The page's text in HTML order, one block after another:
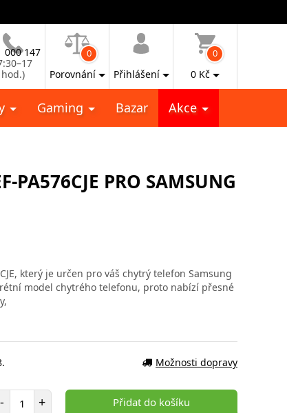
000 147
hod.)
0
Porovnání Přihlášení
0
0 Kč
Gaming Bazar Akce
PA576CJE PRO SAMSUNG
který je určen pro váš chytrý telefon Samsung
model chytrého telefonu, proto nabízí přesné
Možnosti dopravy
- Počet položek
+ Přidat do košíku